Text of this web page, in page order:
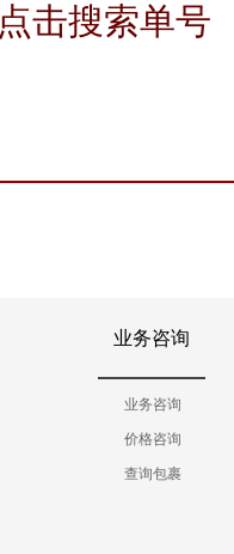
点击搜索单号
业务咨询
业务咨询
价格咨询
查询包裹